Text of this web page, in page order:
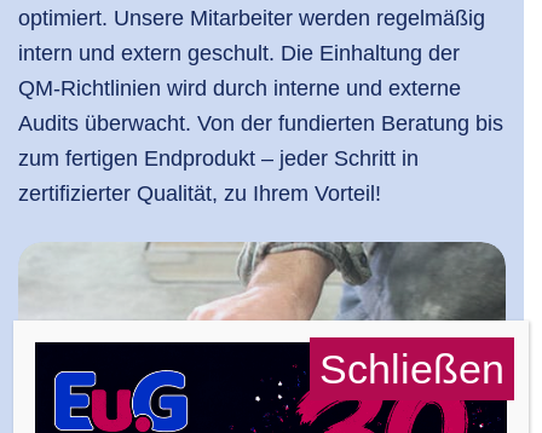
optimiert. Unsere Mitarbeiter werden regelmäßig
intern und extern geschult. Die Einhaltung der
QM-Richtlinien wird durch interne und externe
Audits überwacht. Von der fundierten Beratung bis
zum fertigen Endprodukt – jeder Schritt in
zertifizierter Qualität, zu Ihrem Vorteil!
Schließen